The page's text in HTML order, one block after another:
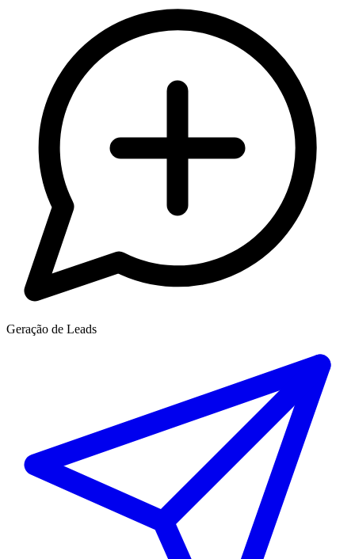
Geração de Leads